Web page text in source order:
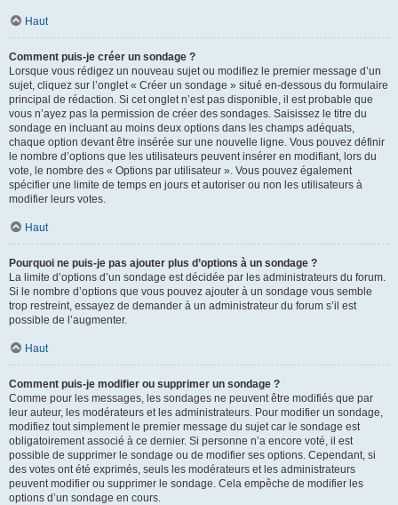
Haut
Comment puis-je créer un sondage ?
Lorsque vous rédigez un nouveau sujet ou modifiez le premier message d’un
sujet, cliquez sur l’onglet « Créer un sondage » situé en-dessous du formulaire
principal de rédaction. Si cet onglet n’est pas disponible, il est probable que
vous n’ayez pas la permission de créer des sondages. Saisissez le titre du
sondage en incluant au moins deux options dans les champs adéquats,
chaque option devant être insérée sur une nouvelle ligne. Vous pouvez définir
le nombre d’options que les utilisateurs peuvent insérer en modifiant, lors du
vote, le nombre des « Options par utilisateur ». Vous pouvez également
spécifier une limite de temps en jours et autoriser ou non les utilisateurs à
modifier leurs votes.
Haut
Pourquoi ne puis-je pas ajouter plus d’options à un sondage ?
La limite d’options d’un sondage est décidée par les administrateurs du forum.
Si le nombre d’options que vous pouvez ajouter à un sondage vous semble
trop restreint, essayez de demander à un administrateur du forum s’il est
possible de l’augmenter.
Haut
Comment puis-je modifier ou supprimer un sondage ?
Comme pour les messages, les sondages ne peuvent être modifiés que par
leur auteur, les modérateurs et les administrateurs. Pour modifier un sondage,
modifiez tout simplement le premier message du sujet car le sondage est
obligatoirement associé à ce dernier. Si personne n’a encore voté, il est
possible de supprimer le sondage ou de modifier ses options. Cependant, si
des votes ont été exprimés, seuls les modérateurs et les administrateurs
peuvent modifier ou supprimer le sondage. Cela empêche de modifier les
options d’un sondage en cours.